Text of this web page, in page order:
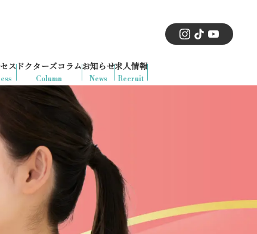
ス
Column
ドクターズコラム
News
お知らせ
Recruit
求人情報